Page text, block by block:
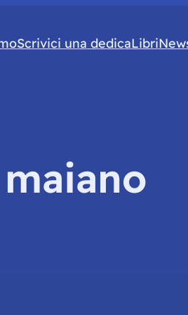
Scrivici una dedicaLibri
maiano